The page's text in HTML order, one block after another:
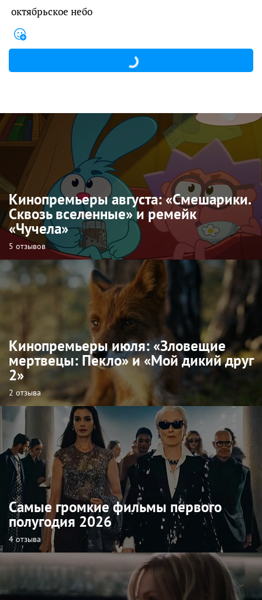
октябрьское небо
Кинопремьеры августа: «Смешарики.
Сквозь вселенные» и ремейк
«Чучела»
5 отзывов
Кинопремьеры июля: «Зловещие
мертвецы: Пекло» и «Мой дикий друг
2»
2 отзыва
Самые громкие фильмы первого
полугодия 2026
4 отзыва